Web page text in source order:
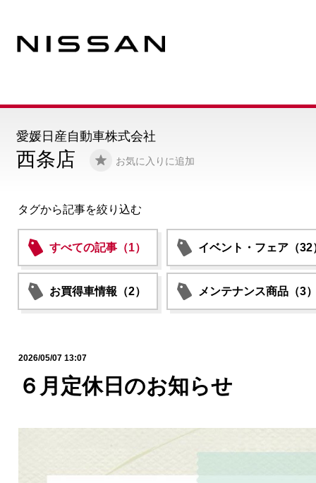
西条店 お気に入りに追加
愛媛日産自動車株式会社
タグから記事を絞り込む
すべての記事（1） イベント・フェア（32
お買得車情報（2） メンテナンス商品（3
2026/05/07 13:07
６月定休日のお知らせ